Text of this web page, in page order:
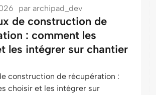
par archipad_dev
de construction de
: comment les
les intégrer sur chantier
construction de récupération :
choisir et les intégrer sur